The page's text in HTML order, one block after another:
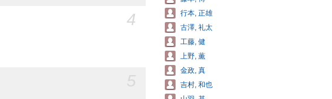
4
行本, 正雄
古澤, 礼太
工藤, 健
上野, 薫
金政, 真
吉村, 和也